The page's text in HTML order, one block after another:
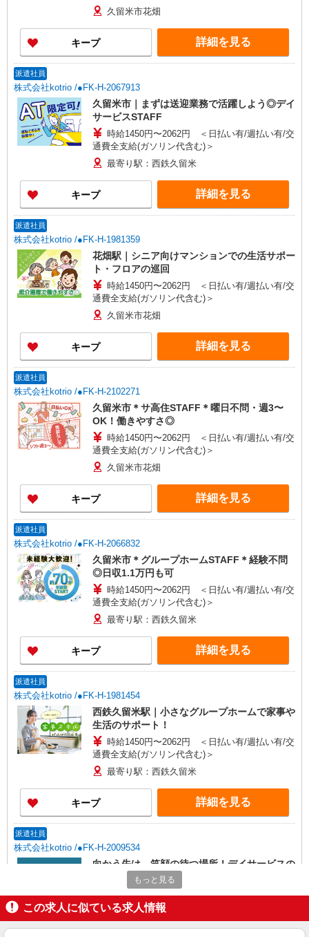
久留米市花畑
キープ 詳細を見る
派遣社員
株式会社kotrio /●FK-H-2067913
久留米市｜まずは送迎業務で活躍しよう◎デイ
サービスSTAFF
時給1450円〜2062円 ＜日払い有/週払い有/交
通費全支給(ガソリン代含む)＞
最寄り駅：西鉄久留米
キープ 詳細を見る
派遣社員
株式会社kotrio /●FK-H-1981359
花畑駅｜シニア向けマンションでの生活サポー
ト・フロアの巡回
時給1450円〜2062円 ＜日払い有/週払い有/交
通費全支給(ガソリン代含む)＞
久留米市花畑
キープ 詳細を見る
派遣社員
株式会社kotrio /●FK-H-2102271
久留米市＊サ高住STAFF＊曜日不問・週3〜
OK！働きやすさ◎
時給1450円〜2062円 ＜日払い有/週払い有/交
通費全支給(ガソリン代含む)＞
久留米市花畑
キープ 詳細を見る
派遣社員
株式会社kotrio /●FK-H-2066832
久留米市＊グループホームSTAFF＊経験不問
◎日収1.1万円も可
時給1450円〜2062円 ＜日払い有/週払い有/交
通費全支給(ガソリン代含む)＞
最寄り駅：西鉄久留米
キープ 詳細を見る
派遣社員
株式会社kotrio /●FK-H-1981454
西鉄久留米駅｜小さなグループホームで家事や
生活のサポート！
時給1450円〜2062円 ＜日払い有/週払い有/交
通費全支給(ガソリン代含む)＞
最寄り駅：西鉄久留米
キープ 詳細を見る
派遣社員
株式会社kotrio /●FK-H-2009534
向かう先は、笑顔の待つ場所！デイサービスの
サポート＆送迎STAFF
時給1450円〜2062円 ＜日払い有/週払い有/交
通費全支給(ガソリン代含む)＞
最寄り駅：西鉄久留米
もっと見る
この求人に似ている求人情報